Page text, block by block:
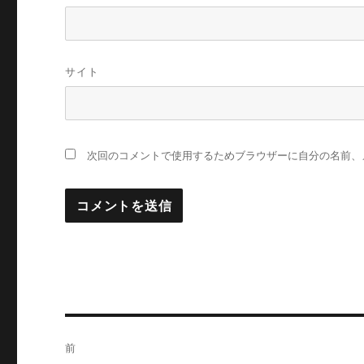
サイト
次回のコメントで使用するためブラウザーに自分の名前
前